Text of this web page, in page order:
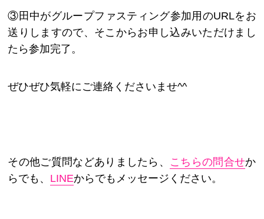
③田中がグループファスティング参加用のURLをお
送りしますので、そこからお申し込みいただけまし
たら参加完了。
ぜひぜひ気軽にご連絡くださいませ^^
その他ご質問などありましたら、 こちらの問合せか
らでも、 LINEからでもメッセージください。